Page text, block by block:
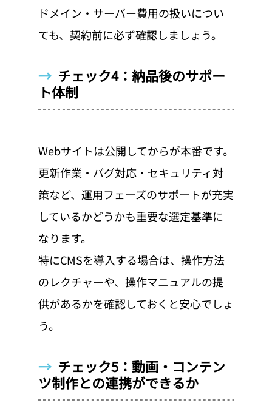
ドメイン・サーバー費用の扱いについ
ても、契約前に必ず確認しましょう。
→ チェック4：納品後のサポー
ト体制
Webサイトは公開してからが本番です。
更新作業・バグ対応・セキュリティ対
策など、運用フェーズのサポートが充実
しているかどうかも重要な選定基準に
なります。
特にCMSを導入する場合は、操作方法
のレクチャーや、操作マニュアルの提
供があるかを確認しておくと安心でしょ
う。
→ チェック5：動画・コンテン
ツ制作との連携ができるか